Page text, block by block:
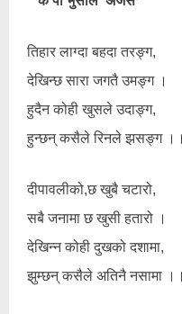
तिहार लाग्दा बहदा तरङ्ग,
देखिन्छ सारा जगतै उमङ्ग ।
हुदैन कोही खुसले उदाङ्ग,
हुन्छन् कसैले रिनले झसङ्ग ।।
दीपावलीको,छ खुबै चटारो,
सबै जनामा छ खुसी हतारो ।
देखिन्न कोही दुखको दशामा,
झुम्छन् कसैले अतिनै नसामा ।।